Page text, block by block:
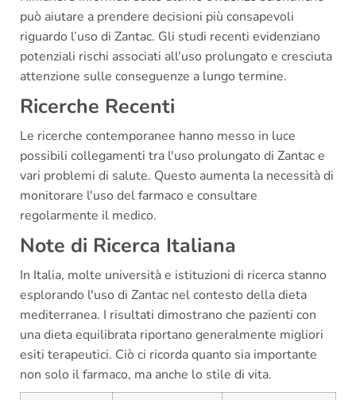
può aiutare a prendere decisioni più consapevoli
riguardo l’uso di Zantac. Gli studi recenti evidenziano
potenziali rischi associati all'uso prolungato e cresciuta
attenzione sulle conseguenze a lungo termine.
Ricerche Recenti
Le ricerche contemporanee hanno messo in luce
possibili collegamenti tra l'uso prolungato di Zantac e
vari problemi di salute. Questo aumenta la necessità di
monitorare l'uso del farmaco e consultare
regolarmente il medico.
Note di Ricerca Italiana
In Italia, molte università e istituzioni di ricerca stanno
esplorando l'uso di Zantac nel contesto della dieta
mediterranea. I risultati dimostrano che pazienti con
una dieta equilibrata riportano generalmente migliori
esiti terapeutici. Ciò ci ricorda quanto sia importante
non solo il farmaco, ma anche lo stile di vita.